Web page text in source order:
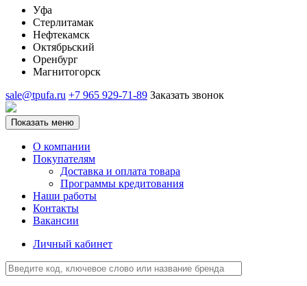
Уфа
Стерлитамак
Нефтекамск
Октябрьский
Оренбург
Магнитогорск
sale@tpufa.ru +7 965 929-71-89 Заказать звонок
Показать меню
О компании
Покупателям
Доставка и оплата товара
Программы кредитования
Наши работы
Контакты
Вакансии
Личный кабинет